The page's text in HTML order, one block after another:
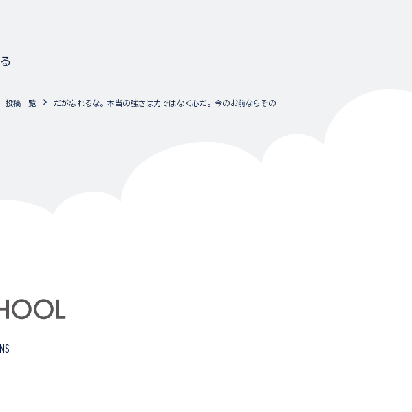
投稿一覧 だが忘れるな。本当の強さは力ではなく心だ。今のお前ならその意味が分るはずだ。